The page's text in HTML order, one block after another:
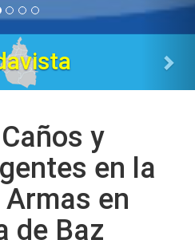
y
en la
en
de Baz